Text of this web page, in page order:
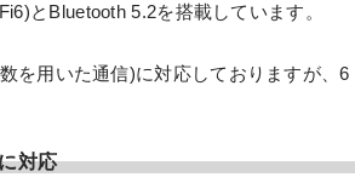
とBluetooth 5.2を搭載しています。
を用いた通信)に対応しておりますが、6
対応